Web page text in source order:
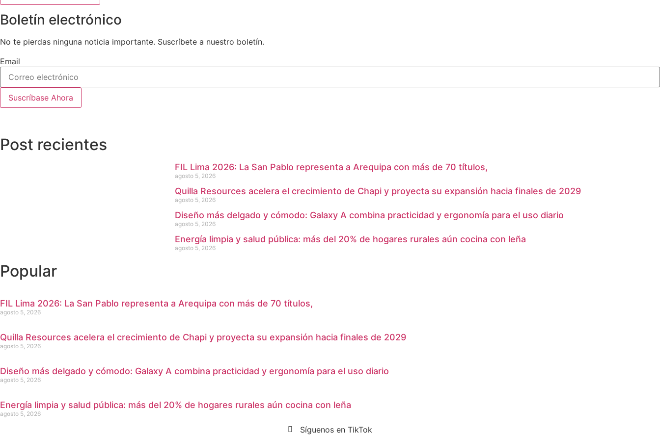
Boletín electrónico
No te pierdas ninguna noticia importante. Suscríbete a nuestro boletín.
Email
Suscríbase Ahora
Post recientes
FIL Lima 2026: La San Pablo representa a Arequipa con más de 70 títulos,
agosto 5, 2026
Quilla Resources acelera el crecimiento de Chapi y proyecta su expansión hacia finales de 2029
agosto 5, 2026
Diseño más delgado y cómodo: Galaxy A combina practicidad y ergonomía para el uso diario
agosto 5, 2026
Energía limpia y salud pública: más del 20% de hogares rurales aún cocina con leña
agosto 5, 2026
Popular
FIL Lima 2026: La San Pablo representa a Arequipa con más de 70 títulos,
agosto 5, 2026
Quilla Resources acelera el crecimiento de Chapi y proyecta su expansión hacia finales de 2029
agosto 5, 2026
Diseño más delgado y cómodo: Galaxy A combina practicidad y ergonomía para el uso diario
agosto 5, 2026
Energía limpia y salud pública: más del 20% de hogares rurales aún cocina con leña
agosto 5, 2026
Síguenos en TikTok